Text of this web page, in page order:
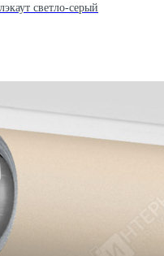
светло-серый